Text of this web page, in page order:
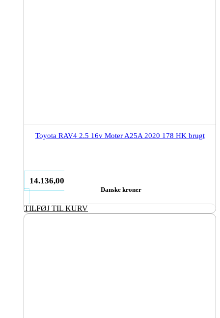
Toyota RAV4 2.5 16v Moter A25A 2020 178 HK brugt
14.136,00
Danske kroner
TILFØJ TIL KURV